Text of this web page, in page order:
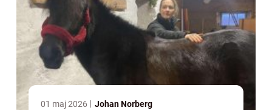
01 maj 2026 Johan Norberg